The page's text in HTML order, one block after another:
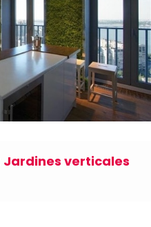
Jardines verticales